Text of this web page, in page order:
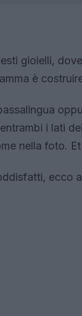
gioielli,
è
i lati
nella foto.
ecco